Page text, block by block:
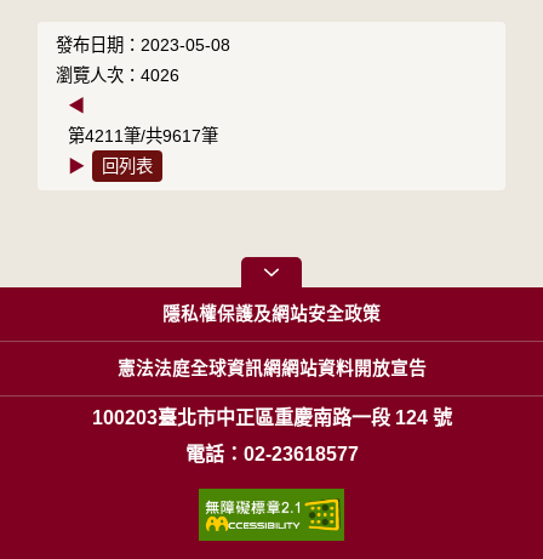
發布日期：2023-05-08
瀏覽人次：4026
◀
第4211筆/共9617筆
▶
回列表
隱私權保護及網站安全政策
憲法法庭全球資訊網網站資料開放宣告
100203臺北市中正區重慶南路一段 124 號
電話：02-23618577